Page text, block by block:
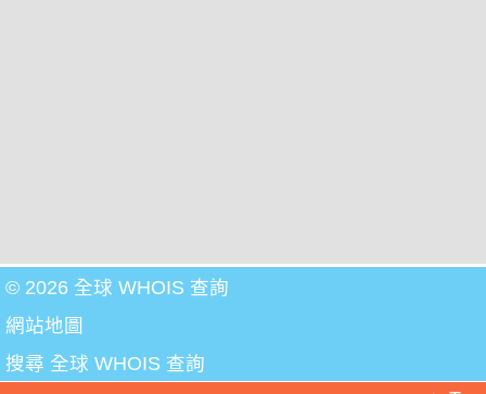
© 2026 全球 WHOIS 查詢
網站地圖
搜尋 全球 WHOIS 查詢